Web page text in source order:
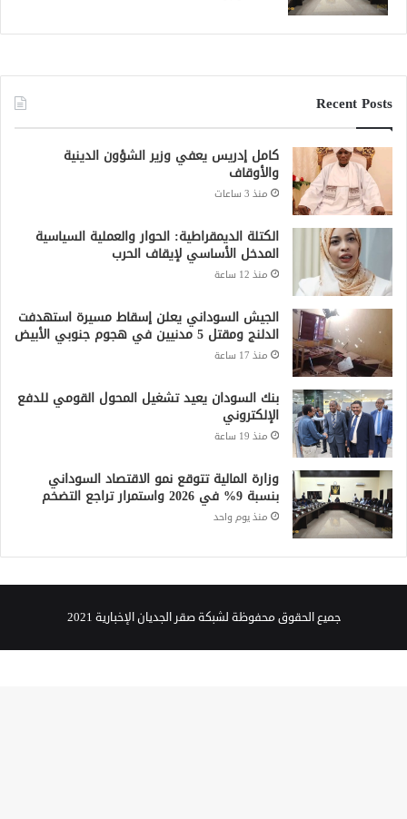
Recent Posts
كامل إدريس يعفي وزير الشؤون الدينية
والأوقاف
منذ 3 ساعات
الكتلة الديمقراطية: الحوار والعملية السياسية
المدخل الأساسي لإيقاف الحرب
منذ 12 ساعة
الجيش السوداني يعلن إسقاط مسيرة استهدفت
الدلنج ومقتل 5 مدنيين في هجوم جنوبي الأبيض
منذ 17 ساعة
بنك السودان يعيد تشغيل المحول القومي للدفع
الإلكتروني
منذ 19 ساعة
وزارة المالية تتوقع نمو الاقتصاد السوداني
بنسبة 9% في 2026 واستمرار تراجع التضخم
منذ يوم واحد
جميع الحقوق محفوظة لشبكة صقر الجديان الإخبارية 2021